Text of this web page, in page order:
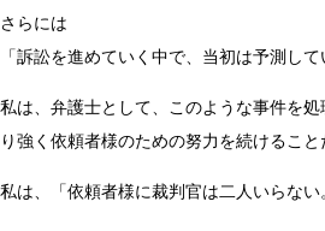
さらには
「訴訟を進めていく中で、当初は予測し
私は、弁護士として、このような事件を
り強く依頼者様のための努力を続けること
私は、「依頼者様に裁判官は二人いらない